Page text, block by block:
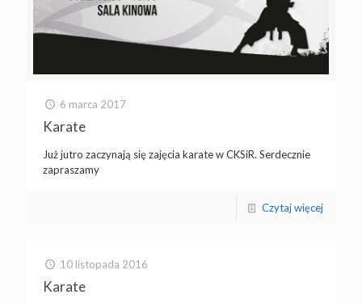
6 marca 2017
Karate
Już jutro zaczynają się zajęcia karate w CKSiR. Serdecznie
zapraszamy
Czytaj więcej
10 listopada 2016
Karate